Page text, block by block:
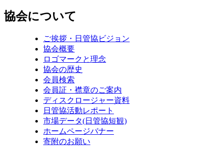
協会について
ご挨拶・日管協ビジョン
協会概要
ロゴマークと理念
協会の歴史
会員検索
会員証・襟章のご案内
ディスクロージャー資料
日管協活動レポート
市場データ(日管協短観)
ホームページバナー
寄附のお願い